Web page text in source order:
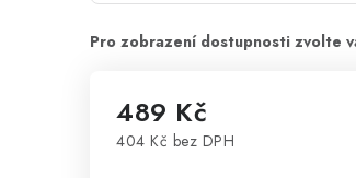
489 Kč
404 Kč bez DPH